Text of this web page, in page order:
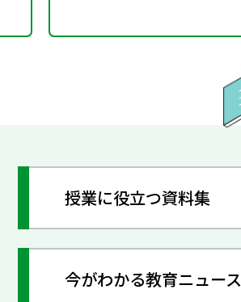
授業に役立つ資料集
今がわかる教育ニュース